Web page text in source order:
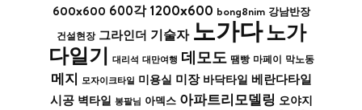
600x600 600각 1200x600 bong8nim 강남반장
건설현장 그라인더 기술자 노가다노가
다일기 대리석 대만여행 데모도 땜빵 마페이 막노동
메지 모자이크타일 미용실 미장 바닥타일 베란다타일
시공 벽타일 봉팔님 아덱스 아파트리모델링 오야지